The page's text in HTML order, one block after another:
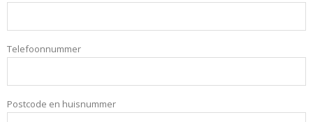
Telefoonnummer
Postcode en huisnummer